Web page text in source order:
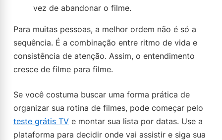
vez de abandonar o filme.
Para muitas pessoas, a melhor ordem não é só a
sequência. É a combinação entre ritmo de vida e
consistência de atenção. Assim, o entendimento
cresce de filme para filme.
Se você costuma buscar uma forma prática de
organizar sua rotina de filmes, pode começar pelo
teste grátis TV e montar sua lista por datas. Use a
plataforma para decidir onde vai assistir e siga sua